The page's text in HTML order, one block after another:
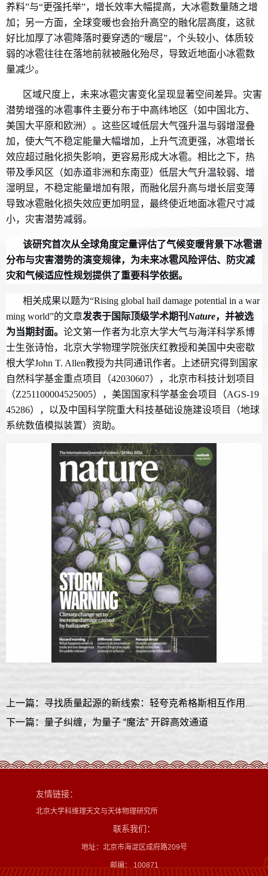
养料”与“更强托举”，增长效率大幅提高，大冰雹数量随之增
加；另一方面，全球变暖也会抬升高空的融化层高度，这就
好比加厚了冰雹降落时要穿透的“暖层”，个头较小、体质较
弱的冰雹往往在落地前就被融化殆尽，导致近地面小冰雹数
量减少。
区域尺度上，未来冰雹灾害变化呈现显著空间差异。灾害
潜势增强的冰雹事件主要分布于中高纬地区（如中国北方、
美国大平原和 欧洲）。这些区域低层大气强升温与弱增湿叠
加，使大气不稳定能量大幅增加，上升气流更强，冰雹增长
效应超过融化损失影响，更容易形成大冰雹。相比之下，热
带及季风区（如赤道非洲和东南亚）低层大气升温较弱、增
湿明显，不稳定能量增加有限，而融化层升高与增长层变薄
导致冰雹融化损失效应更加明显，最终使近地面冰雹尺寸减
小，灾害潜势减弱。
该研究首次从全球角度定量评估了气候变暖背景下冰雹谱
分布与灾害潜势的演变规律，为未来冰雹风险评估、防灾减
灾和气候适应性规划提供了重要科学依据。
相关成果以题为“Rising global hail damage potential in a war
ming world”的文章发表于国际顶级学术期刊 Nature，并被选
为当期封面。 论文第一作者为北京大学大气与海洋科学系博
士生张诗怡，北京大学物理学院张庆红教授和美国中央密歇
根大学John T. Allen教授为共同通讯作者。上述研究得到国家
自然科学基金重点项目（42030607），北京市科技计划项目
（Z251100004525005），美国国家科学基金会项目（AGS-19
45286），以及中国科学院重大科技基础设施建设项目（地球
系统数值模拟装置）资助。
下一篇：量子纠缠，为量子 “魔法” 开辟高效通道
友情链接：
北京大学科维理天文与天体物理研究所
联系我们：
地址：北京市海淀区成府路209号
邮编： 100871